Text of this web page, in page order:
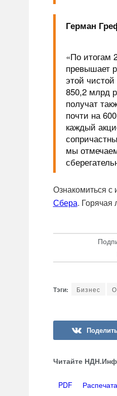
Герман
«По итогам
превышает
этой
850,2 млрд
получат
почти на
каждый
мы
Ознакомиться
Сбера. Горячая
Бизнес
Читайте
PDF